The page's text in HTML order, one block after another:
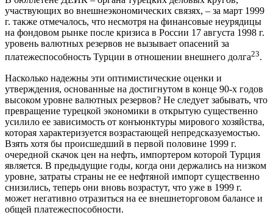
участвующих во внешнеэкономических связях, – за март 1999
г. также отмечалось, что несмотря на финансовые неурядицы
на фондовом рынке после кризиса в России 17 августа 1998 г.
уровень валютных резервов не вызывает опасений за
платежеспособность Турции в отношении внешнего долга23.
Насколько надежны эти оптимистические оценки и
утверждения, основанные на достигнутом в конце 90-х годов
высоком уровне валютных резервов? Не следует забывать, что
превращение турецкой экономики в открытую существенно
усилило ее зависимость от конъюнктуры мирового хозяйства,
которая характеризуется возрастающей непредсказуемостью.
Взять хотя бы происшедший в первой половине 1999 г.
очередной скачок цен на нефть, импортером которой Турция
является. В предыдущие годы, когда они держались на низком
уровне, затраты страны не ее нефтяной импорт существенно
снизились, теперь они вновь возрастут, что уже в 1999 г.
может негативно отразиться на ее внешнеторговом балансе и
общей платежеспособности.